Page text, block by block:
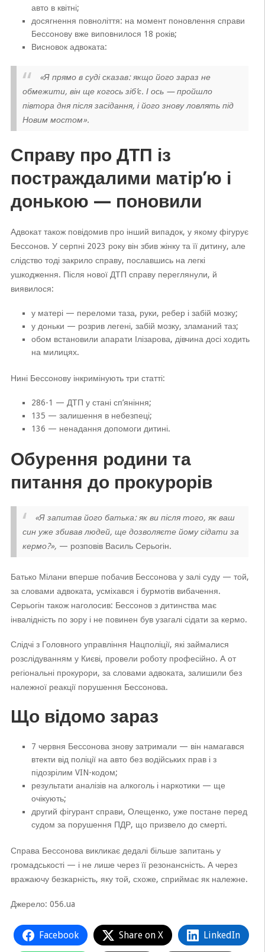
авто в квітні;
досягнення повноліття: на момент поновлення справи
Бессонову вже виповнилося 18 років;
Висновок адвоката:
«Я прямо в суді сказав: якщо його зараз не
обмежити, він ще когось зіб’є. І ось — пройшло
півтора дня після засідання, і його знову ловлять під
Новим мостом».
Справу про ДТП із
постраждалими матір’ю і
донькою — поновили
Адвокат також повідомив про інший випадок, у якому фігурує
Бессонов. У серпні 2023 року він збив жінку та її дитину, але
слідство тоді закрило справу, пославшись на легкі
ушкодження. Після нової ДТП справу переглянули, й
виявилося:
у матері — переломи таза, руки, ребер і забій мозку;
у доньки — розрив легені, забій мозку, зламаний таз;
обом встановили апарати Ілізарова, дівчина досі ходить
на милицях.
Нині Бессонову інкримінують три статті:
286-1 — ДТП у стані сп’яніння;
135 — залишення в небезпеці;
136 — ненадання допомоги дитині.
Обурення родини та
питання до прокурорів
«Я запитав його батька: як ви після того, як ваш
син уже збивав людей, ще дозволяєте йому сідати за
кермо?», — розповів Василь Серьогін.
Батько Мілани вперше побачив Бессонова у залі суду — той,
за словами адвоката, усміхався і бурмотів вибачення.
Серьогін також наголосив: Бессонов з дитинства має
інвалідність по зору і не повинен був узагалі сідати за кермо.
Слідчі з Головного управління Нацполіції, які займалися
розслідуванням у Києві, провели роботу професійно. А от
регіональні прокурори, за словами адвоката, залишили без
належної реакції порушення Бессонова.
Що відомо зараз
7 червня Бессонова знову затримали — він намагався
втекти від поліції на авто без водійських прав і з
підозрілим VIN-кодом;
результати аналізів на алкоголь і наркотики — ще
очікують;
другий фігурант справи, Олещенко, уже постане перед
судом за порушення ПДР, що призвело до смерті.
Справа Бессонова викликає дедалі більше запитань у
громадськості — і не лише через її резонансність. А через
вражаючу безкарність, яку той, схоже, сприймає як належне.
Джерело: 056.ua
Facebook Share on X LinkedIn